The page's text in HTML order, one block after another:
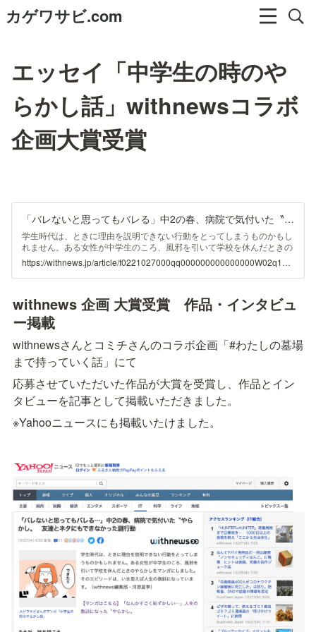
カゲワサビ.com
エッセイ「中学生の時のや
らかし話」withnewsコラボ
企画大賞受賞
「バレないと思ってもバレる」中2の春、病院で気付いた〝やらかし〟
学生時代は、ときに理由を説明できない行動をとってしまうものかもし
れません。ある女性が中学生のころ、風邪を引いて学校を休んだときの
やらかしをマンガにしました。そのエピソードは、いま思えば人生の教
訓になっています。 エッセイマンガ家のカゲワサビさん（27）が、中
学2年生の春、風邪を引いて学校を休んだ日のこと。37度台の熱はあり
https://withnews.jp/article/f0221027000qq000000000000000W02q11001qq000025201A
withnews 企画 大賞受賞　作品・インタビュ
ー掲載
withnewsさんとコミチさんのコラボ企画「#わたしの墓場
まで持っていく話」にて
応募させていただいた作品が大賞を受賞し、作品とイン
タビューを記事として掲載いただきました。
※Yahooニュースにも掲載いたけました。